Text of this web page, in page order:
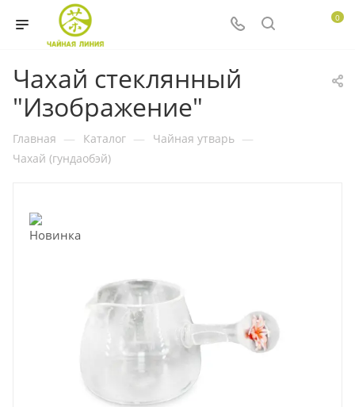
0
Чахай стеклянный
"Изображение"
Главная — Каталог — Чайная утварь —
Чахай (гундаобэй)